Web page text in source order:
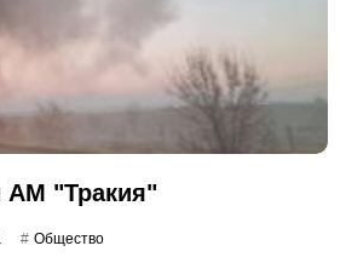
АМ "Тракия"
Общество